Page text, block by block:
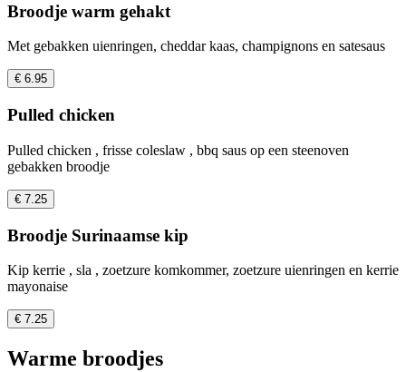
Broodje warm gehakt
Met gebakken uienringen, cheddar kaas, champignons en satesaus
€ 6.95
Pulled chicken
Pulled chicken , frisse coleslaw , bbq saus op een steenoven
gebakken broodje
€ 7.25
Broodje Surinaamse kip
Kip kerrie , sla , zoetzure komkommer, zoetzure uienringen en kerrie
mayonaise
€ 7.25
Warme broodjes